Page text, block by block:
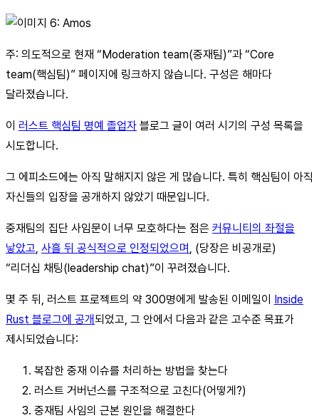
주: 의도적으로 현재 “Moderation team(중재팀)”과 “Core
team(핵심팀)” 페이지에 링크하지 않습니다. 구성은 해마다
달라졌습니다.
이 러스트 핵심팀 명예 졸업자 블로그 글이 여러 시기의 구성 목록을
시도합니다.
그 에피소드에는 아직 말해지지 않은 게 많습니다. 특히 핵심팀이 아직
자신들의 입장을 공개하지 않았기 때문입니다.
중재팀의 집단 사임문이 너무 모호하다는 점은 커뮤니티의 좌절을
낳았고, 사흘 뒤 공식적으로 인정되었으며 , (당장은 비공개로)
“리더십 채팅(leadership chat)”이 꾸려졌습니다.
몇 주 뒤, 러스트 프로젝트의 약 300명에게 발송된 이메일이 Inside
Rust 블로그에 공개되었고, 그 안에서 다음과 같은 고수준 목표가
제시되었습니다:
복잡한 중재 이슈를 처리하는 방법을 찾는다
러스트 거버넌스를 구조적으로 고친다(어떻게?)
중재팀 사임의 근본 원인을 해결한다